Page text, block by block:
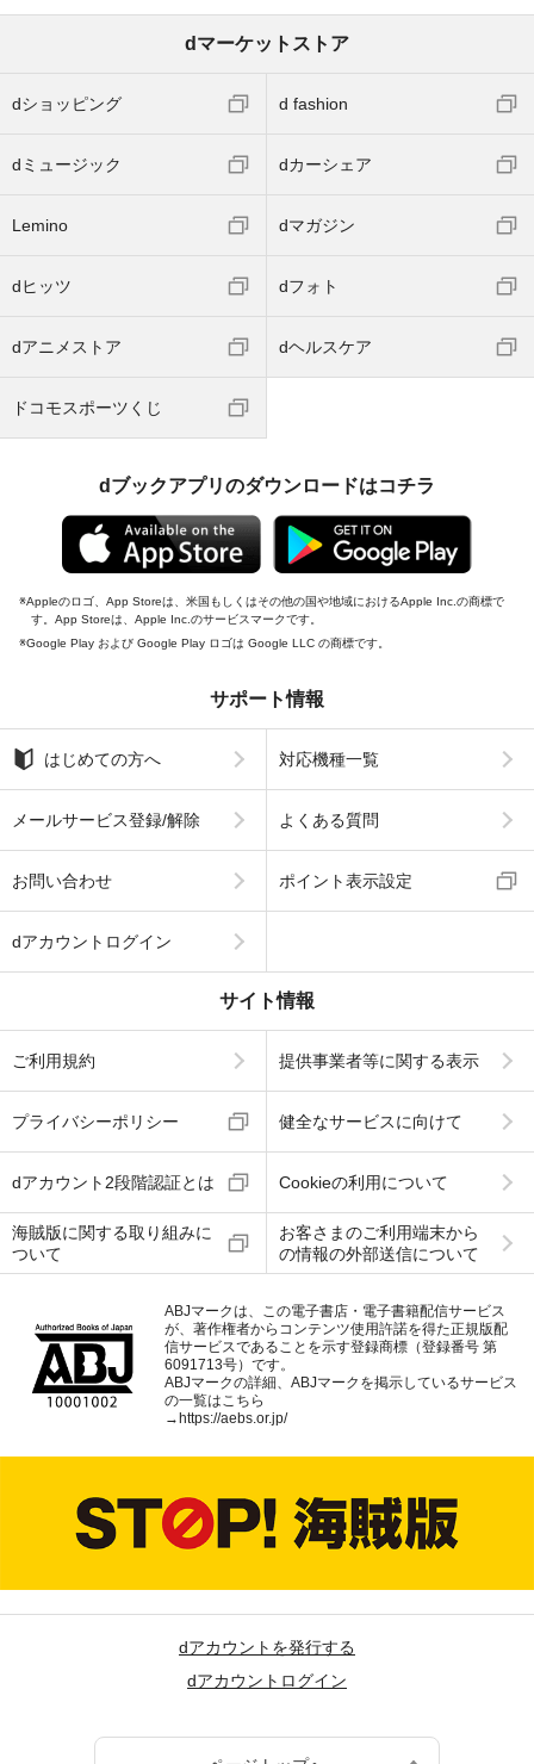
dマーケットストア
dショッピング d fashion
dミュージック dカーシェア
Lemino dマガジン
dヒッツ dフォト
dアニメストア dヘルスケア
ドコモスポーツくじ
dブックアプリのダウンロードはコチラ
Appleのロゴ、App Storeは、米国もしくはその他の国や地域におけるApple Inc.の商標で
す。App Storeは、Apple Inc.のサービスマークです。
Google Play および Google Play ロゴは Google LLC の商標です。
サポート情報
はじめての方へ 対応機種一覧
メールサービス登録/解除 よくある質問
お問い合わせ ポイント表示設定
dアカウントログイン
サイト情報
ご利用規約 提供事業者等に関する表示
プライバシーポリシー 健全なサービスに向けて
dアカウント2段階認証とは Cookieの利用について
海賊版に関する取り組みに
ついて
お客さまのご利用端末から
の情報の外部送信について
ABJマークは、この電子書店・電子書籍配信サービス
が、著作権者からコンテンツ使用許諾を得た正規版配
信サービスであることを示す登録商標（登録番号 第
6091713号）です。
ABJマークの詳細、ABJマークを掲示しているサービス
の一覧はこちら
→ https://aebs.or.jp/
dアカウントを発行する
dアカウントログイン